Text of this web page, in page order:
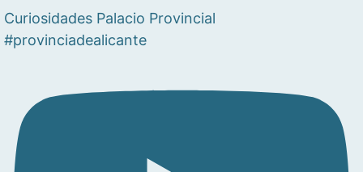
Curiosidades Palacio Provincial
#provinciadealicante